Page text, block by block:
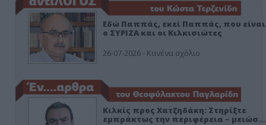
Εδώ Παππάς, εκεί Παππάς, που είναι
ο ΣΥΡΙΖΑ και οι Κιλκισιώτες
26-07-2026 - Κανένα σχόλιο
Κιλκίς προς Χατζηδάκη: Στηρίξτε
εμπράκτως την περιφέρεια – μειώσ…